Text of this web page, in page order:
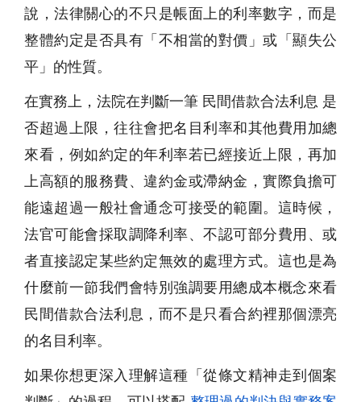
說，法律關心的不只是帳面上的利率數字，而是
整體約定是否具有「不相當的對價」或「顯失公
平」的性質。
在實務上，法院在判斷一筆 民間借款合法利息 是
否超過上限，往往會把名目利率和其他費用加總
來看，例如約定的年利率若已經接近上限，再加
上高額的服務費、違約金或滯納金，實際負擔可
能遠超過一般社會通念可接受的範圍。這時候，
法官可能會採取調降利率、不認可部分費用、或
者直接認定某些約定無效的處理方式。這也是為
什麼前一節我們會特別強調要用總成本概念來看
民間借款合法利息，而不是只看合約裡那個漂亮
的名目利率。
如果你想更深入理解這種「從條文精神走到個案